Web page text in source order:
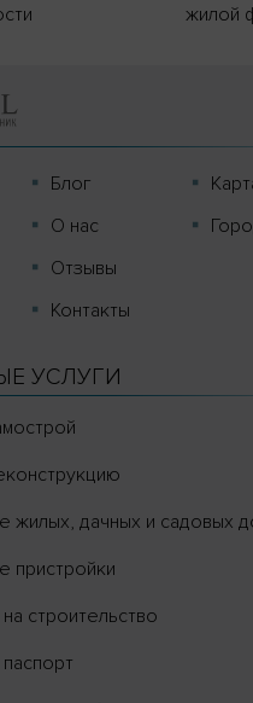
жилой
Блог
О нас
Отзывы
Контакты
УСЛУГИ
жилых, дачных и садовых
пристройки
строительство